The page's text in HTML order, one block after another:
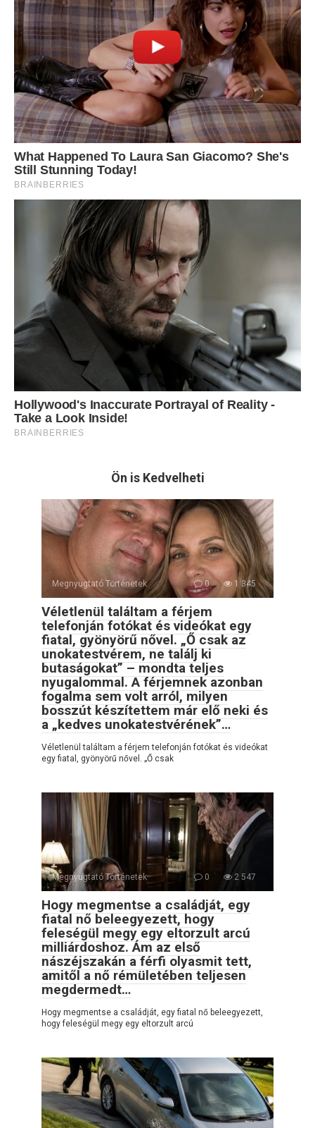
Ön is Kedvelheti
Megnyugtató Történetek 0 1 345
Véletlenül találtam a férjem
telefonján fotókat és videókat egy
fiatal, gyönyörű nővel. „Ő csak az
unokatestvérem, ne találj ki
butaságokat” – mondta teljes
nyugalommal. A férjemnek azonban
fogalma sem volt arról, milyen
bosszút készítettem már elő neki és
a „kedves unokatestvérének”…
Véletlenül találtam a férjem telefonján fotókat és videókat
egy fiatal, gyönyörű nővel. „Ő csak
Megnyugtató Történetek 0 2 547
Hogy megmentse a családját, egy
fiatal nő beleegyezett, hogy
feleségül megy egy eltorzult arcú
milliárdoshoz. Ám az első
nászéjszakán a férfi olyasmit tett,
amitől a nő rémületében teljesen
megdermedt…
Hogy megmentse a családját, egy fiatal nő beleegyezett,
hogy feleségül megy egy eltorzult arcú